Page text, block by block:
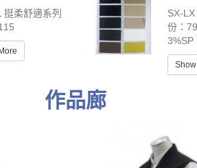
挺柔舒適系列
SX-
份：
3%SP
作品廊